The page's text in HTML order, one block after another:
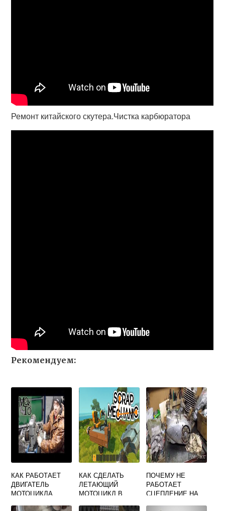
Ремонт китайского скутера.Чистка карбюратора
Рекомендуем:
КАК РАБОТАЕТ
ДВИГАТЕЛЬ
МОТОЦИКЛА
КАК СДЕЛАТЬ
ЛЕТАЮЩИЙ
МОТОЦИКЛ В
ПОЧЕМУ НЕ
РАБОТАЕТ
СЦЕПЛЕНИЕ НА